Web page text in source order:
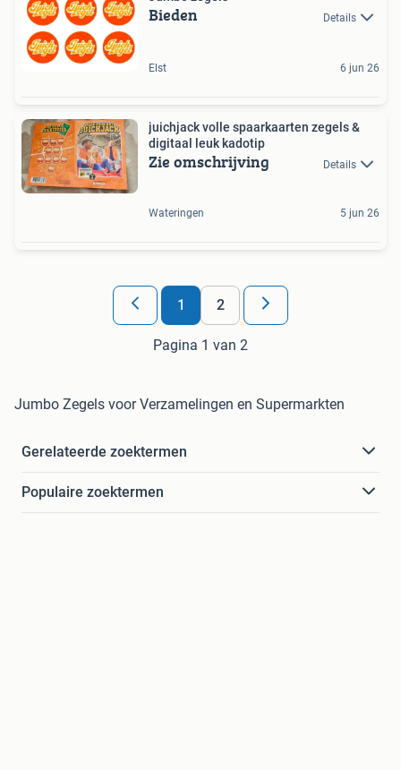
Bieden Details
Elst 6 jun 26
juichjack volle spaarkaarten zegels &
digitaal leuk kadotip
Zie omschrijving Details
Wateringen 5 jun 26
1 2
Pagina 1 van 2
Jumbo Zegels voor Verzamelingen en Supermarkten
Gerelateerde zoektermen
Populaire zoektermen